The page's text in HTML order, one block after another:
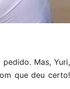
Mas, Yuri,
que deu certo!